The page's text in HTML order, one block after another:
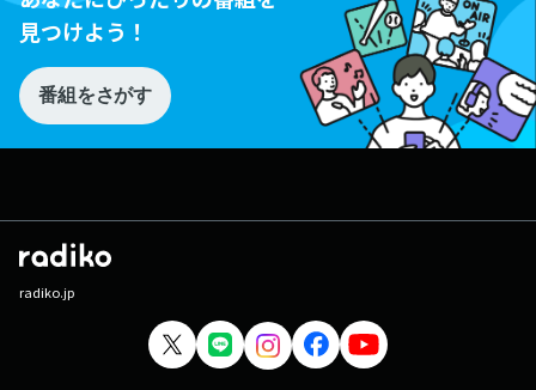
見つけよう！
番組をさがす
radiko.jp